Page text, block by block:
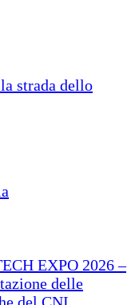
strada dello
EXPO 2026 –
delle